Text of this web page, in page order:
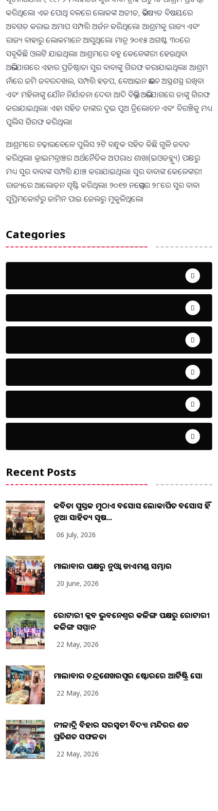
କରିଥିଲେ। ଏକ ପୋଥି ବଳରେ ଲୋକଙ୍କ ଅତୀତ, ଭବିଷ୍ୟତ ବିଷୟରେ
ଅବଗତ କରାଇ ଅମାପ ସମ୍ପତ୍ତି ଅର୍ଜନ କରିଥିଲେ। ଆଶ୍ରମକୁ ରାଜ୍ୟ ଏବଂ
ରାଜ୍ୟ ବାହାରୁ ଲୋକମାନେ ଆସୁଥିଲେ। ମାତ୍ର ୨୦୧୫ ଅଗଷ୍ଟ ୩୦ରେ
ସବୂକିଛି ଓଲଟି ଯାଇଥିଲା। ଆଶ୍ରମରେ ବହୁ କେଳେଙ୍କରୀ ହେଉଥିବା
ଅଭିଯୋଗରେ ଏହାର ପ୍ରତିଷ୍ଠାତା ସୁର ବାବାଙ୍କୁ ଗିରଫ କରାଯାଇଥିଲା। ଆଶ୍ରମ
ନାଁରେ ଜମି ଜବରଦଖଲ, ସମ୍ପତ୍ତି ହଡ଼ପ, ବେଆଇନ ଭାବେ ଅସ୍ତ୍ରଶସ୍ତ୍ର ରଖିବା
ଏବଂ ମହିଳାଙ୍କୁ ଯୌନ ନିର୍ଯାତନା ଦେବା ଆଦି ବିଭିନ୍ନ ଅଭିଯୋଗରେ ତାଙ୍କୁ ଗିରଫ
କରାଯାଇଥିଲା। ଏହା ସହିତ ତାଙ୍କର ଦୁଇ ପୁଅ ତ୍ରିଲୋଚନ ଏବଂ ବିରଞ୍ଚିକୁ ମଧ୍ୟ
ପୁଲିସ ଗିରଫ କରିଥିଲା।
ଆଶ୍ରମରେ ଚଢ଼ାଉବେଳେ ପୁଲିସ ୨ଟି ବନ୍ଧୁକ ସହିତ କିଛି ଗୁଳି ଜବତ
କରିଥିଲା। କ୍ରାଇମବ୍ରାଞ୍ଚର ଅର୍ଥନୈତିକ ଅପରାଧ ଶାଖା(ଇଓଡବ୍ଲ୍ୟୁ) ପକ୍ଷରୁ
ମଧ୍ୟ ସୁର ବାବାଙ୍କ ସମ୍ପତ୍ତି ଯାଞ୍ଚ କରାଯାଇଥିଲା। ସୁର ବାବାଙ୍କ କେଳେଙ୍କରୀ
ରାଜ୍ୟରେ ଆଲୋଡ଼ନ ସୃଷ୍ଟି କରିଥିଲା। ୨୦୧୭ ନଭେମ୍ବର ୨୮ରେ ସୁର ବାବା
ସୁପ୍ରିମକୋର୍ଟରୁ ଜାମିନ ପାଇ ଜେଲରୁ ମୁକୁଳିଥିଲେ।
Categories
Recent Posts
କବିତା ପୁସ୍ତକ ମୁଠାଏ ଅବସୋସ ଲୋକାର୍ପିତ ଅବସୋସ ହିଁ
ନୂଆ ସାହିତ୍ୟ ସୃଷ...
06 July, 2026
ମାଲାବାର ପକ୍ଷରୁ ନୁଓ୍ବା ଡାଏମଣ୍ଡ ସମ୍ଭାର
20 June, 2026
ରୋଟାରୀ କ୍ଲବ ଭୁବନେଶ୍ୱର କଳିଙ୍ଗ ପକ୍ଷରୁ ରୋଟାରୀ
କଳିଙ୍ଗ ସମ୍ମାନ
22 May, 2026
ମାଲାବାର ଚନ୍ଦ୍ରଶେଖରପୁର ଷ୍ଟୋରରେ ଆର୍ଟିଷ୍ଟ୍ରି ସୋ
22 May, 2026
ନୀଳାଦ୍ରି ବିହାର ସରସ୍ୱତୀ ବିଦ୍ୟା ମନ୍ଦିରର ଶତ
ପ୍ରତିଶତ ସଫଳତା
22 May, 2026